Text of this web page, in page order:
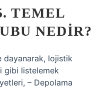
TEMEL
NEDIR?
dayanarak, lojistik
gibi listelemek
– Depolama